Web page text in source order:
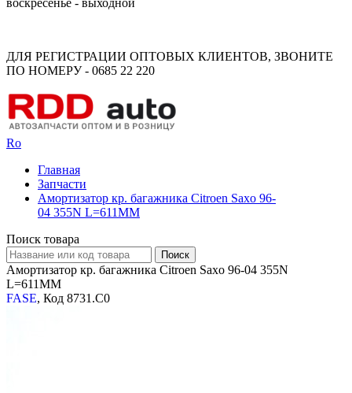
ДЛЯ РЕГИСТРАЦИИ ОПТОВЫХ КЛИЕНТОВ, ЗВОНИТЕ
ПО НОМЕРУ - 0685 22 220
Ro
Главная
Запчасти
Амортизатор кр. багажника Citroen Saxo 96-
04 355N L=611MM
Поиск товара
Амортизатор кр. багажника Citroen Saxo 96-04 355N
L=611MM
FASE, Код 8731.C0